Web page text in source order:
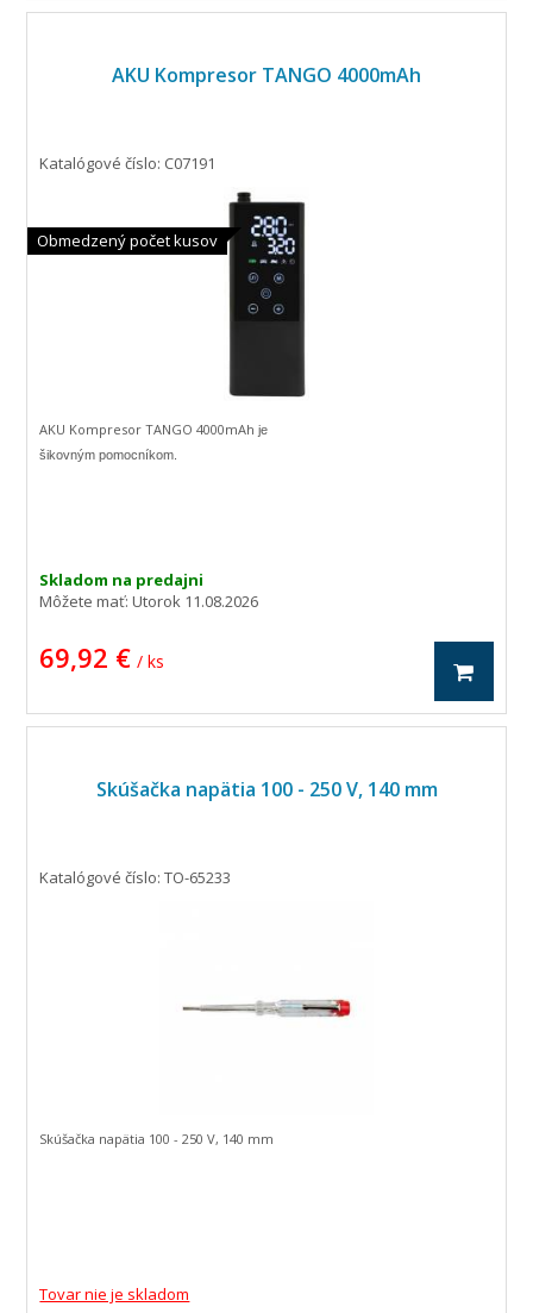
AKU Kompresor TANGO 4000mAh
Obmedzený počet kusov
Katalógové číslo: C07191
Skladom na predajni
Môžete mať:Utorok 11.08.2026
69,92 € / ks
AKU Kompresor TANGO 4000mAhje
šikovným pomocníkom.
Skúšačka napätia 100 - 250 V, 140 mm
Katalógové číslo: TO-65233
Tovar nie je skladom
Skúšačka napätia 100 - 250 V, 140 mm